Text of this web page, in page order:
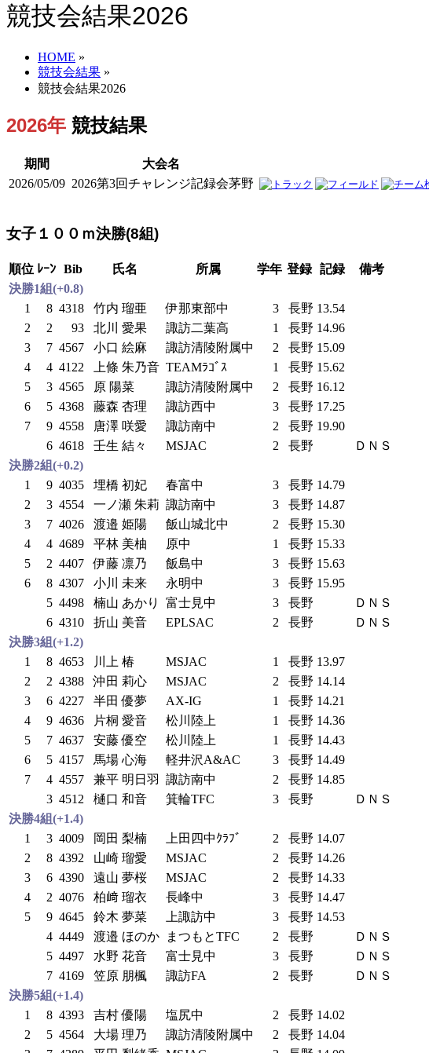
競技会結果2026
HOME »
競技会結果 »
競技会結果2026
2026年 競技結果
期間 大会名
2026/05/09 2026第3回チャレンジ記録会茅野
女子１００ｍ決勝(8組)
順位 ﾚｰﾝ Bib 氏名 所属 学年 登録 記録
備考
決勝1組(+0.8)
1
8 4318 竹内 瑠亜 伊那東部中 3 長野 13.54
2
2 93 北川 愛果 諏訪二葉高 1 長野 14.96
3
7 4567 小口 絵麻 諏訪清陵附属中 2 長野 15.09
4
4 4122 上條 朱乃音 TEAMﾗｺﾞｽ 1 長野 15.62
5
3 4565 原 陽菜 諏訪清陵附属中 2 長野 16.12
6
5 4368 藤森 杏理 諏訪西中 3 長野 17.25
7
9 4558 唐澤 咲愛 諏訪南中 2 長野 19.90
6 4618 壬生 結々 MSJAC 2 長野
ＤＮＳ
決勝2組(+0.2)
1
9 4035 埋橋 初妃 春富中 3 長野 14.79
2
3 4554 一ノ瀬 朱莉 諏訪南中 3 長野 14.87
3
7 4026 渡邉 姫陽 飯山城北中 2 長野 15.30
4
4 4689 平林 美柚 原中 1 長野 15.33
5
2 4407 伊藤 凛乃 飯島中 3 長野 15.63
6
8 4307 小川 未来 永明中 3 長野 15.95
5 4498 楠山 あかり 富士見中 3 長野
ＤＮＳ
6 4310 折山 美音 EPLSAC 2 長野
ＤＮＳ
決勝3組(+1.2)
1
8 4653 川上 椿 MSJAC 1 長野 13.97
2
2 4388 沖田 莉心 MSJAC 2 長野 14.14
3
6 4227 半田 優夢 AX-IG 1 長野 14.21
4
9 4636 片桐 愛音 松川陸上 1 長野 14.36
5
7 4637 安藤 優空 松川陸上 1 長野 14.43
6
5 4157 馬場 心海 軽井沢A&AC 3 長野 14.49
7
4 4557 兼平 明日羽 諏訪南中 2 長野 14.85
3 4512 樋口 和音 箕輪TFC 3 長野
ＤＮＳ
決勝4組(+1.4)
1
3 4009 岡田 梨楠 上田四中ｸﾗﾌﾞ 2 長野 14.07
2
8 4392 山崎 瑠愛 MSJAC 2 長野 14.26
3
6 4390 遠山 夢桜 MSJAC 2 長野 14.33
4
2 4076 柏﨑 瑠衣 長峰中 3 長野 14.47
5
9 4645 鈴木 夢菜 上諏訪中 3 長野 14.53
4 4449 渡邉 ほのか まつもとTFC 2 長野
ＤＮＳ
5 4497 水野 花音 富士見中 3 長野
ＤＮＳ
7 4169 笠原 朋楓 諏訪FA 2 長野
ＤＮＳ
決勝5組(+1.4)
1
8 4393 吉村 優陽 塩尻中 2 長野 14.02
2
5 4564 大場 理乃 諏訪清陵附属中 2 長野 14.04